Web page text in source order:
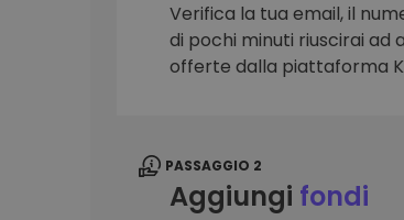
Scoperta
Trova la tua
Verifica la tua email, il
di pochi minuti riuscirai
offerte dalla piattaforma
PASSAGGIO 2
Aggiungi fondi